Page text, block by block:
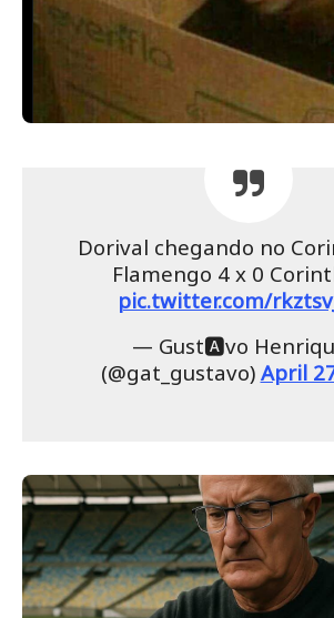
Dorival chegando no
Flamengo 4 x 0
pic.twitter.com/
— Gust🅰️vo
(@gat_gustavo) April